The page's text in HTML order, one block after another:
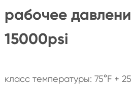
рабочее
15000psi
класс температуры: 75°F +